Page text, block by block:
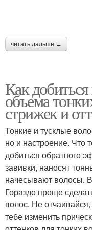
читать дальше →
Как
объема
стрижек и
Тонкие и тусклые
но и настроение. Что
добиться обратного
завивки, наносят
начесывают волосы.
Гораздо проще
волос. Не
тебе изменить